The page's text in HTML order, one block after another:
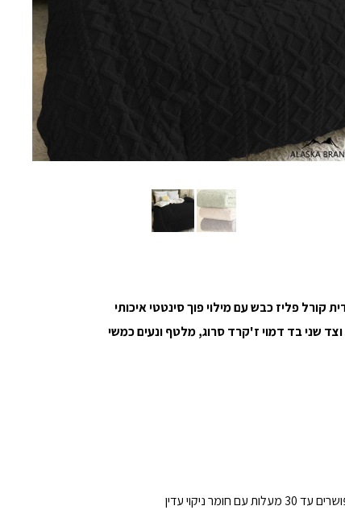
קורל פליז כבש עם מילוי פוך סינטטי איכותי
שני בד דמוי ז'קרד סרוג, מלטף ונעים כמשי
חומר ניקוי עדין